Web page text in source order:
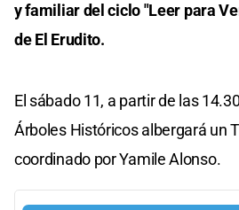
y familiar del ciclo "Leer para
de El Erudito.
El sábado 11, a partir de las
Árboles Históricos albergará un
coordinado por Yamile Alonso.